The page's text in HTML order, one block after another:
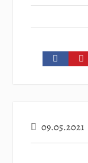
09.05.2021